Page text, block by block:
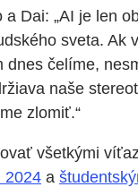
Dai: „AI je len
sveta. Ak
dnes čelíme,
naše
zlomiť.“
všetkými
2024 a